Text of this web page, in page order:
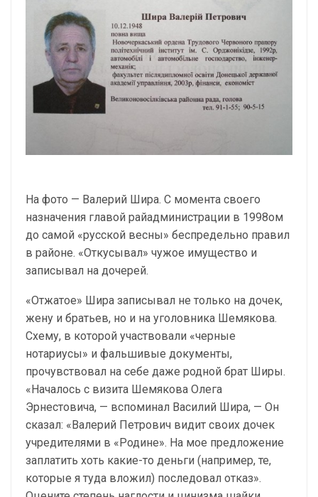
На фото — Валерий Шира. С момента своего
назначения главой райадминистрации в 1998ом
до самой «русской весны» беспредельно правил
в районе. «Откусывал» чужое имущество и
записывал на дочерей.
«Отжатое» Шира записывал не только на дочек,
жену и братьев, но и на уголовника Шемякова.
Схему, в которой участвовали «черные
нотариусы» и фальшивые документы,
прочувствовал на себе даже родной брат Ширы.
«Началось с визита Шемякова Олега
Эрнестовича, — вспоминал Василий Шира, — Он
сказал: «Валерий Петрович видит своих дочек
учредителями в «Родине». На мое предложение
заплатить хоть какие-то деньги (например, те,
которые я туда вложил) последовал отказ».